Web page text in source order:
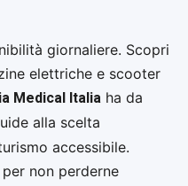
giornaliere. Scopri
elettriche e scooter
Medical Italia ha da
alla scelta
accessibile.
non perderne